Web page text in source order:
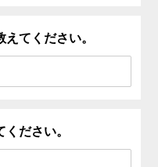
てください。
ださい。